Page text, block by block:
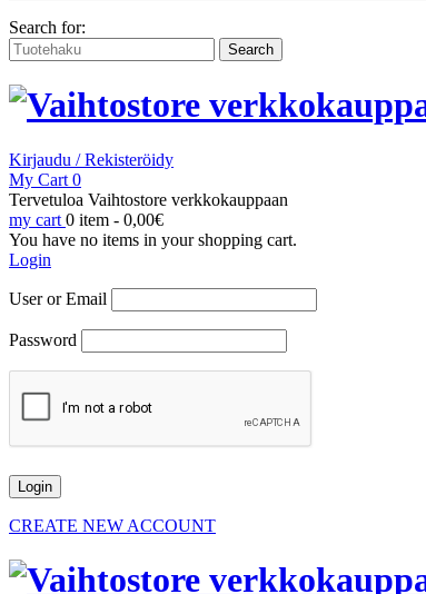
Search for:
Kirjaudu / Rekisteröidy
My Cart 0
Tervetuloa Vaihtostore verkkokauppaan
my cart 0 item - 0,00€
You have no items in your shopping cart.
Login
User or Email
Password
CREATE NEW ACCOUNT